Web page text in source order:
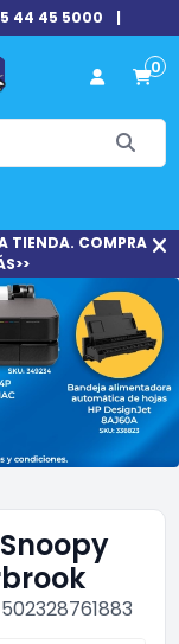
44 45 5000 |
0
TIENDA. COMPRA